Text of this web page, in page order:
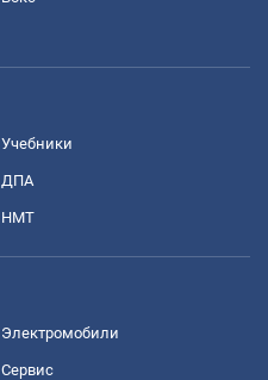
Учебники
ДПА
НМТ
Электромобили
Сервис